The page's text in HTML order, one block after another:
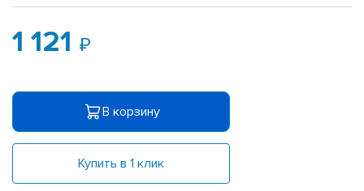
1 121
В корзину
Купить в 1 клик